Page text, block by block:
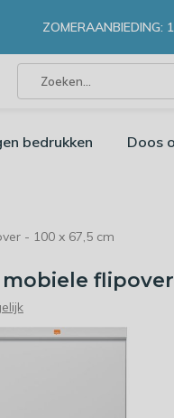
ZOMERAANBIEDING:
bedrukken Doos
- 100 x 67,5 cm
flipover